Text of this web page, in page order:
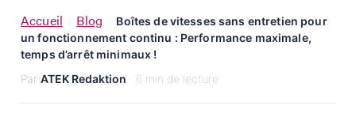
Nom
Nom de l'entreprise
E-Mail
Accueil Blog
Boîtes de vitesses sans entretien pour
un fonctionnement continu : Performance maximale,
temps d’arrêt minimaux !
Par ATEK Redaktion · 6 min de lecture